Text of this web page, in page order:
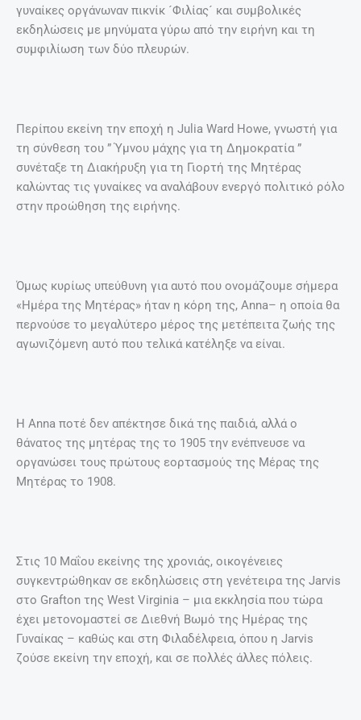
γυναίκες οργάνωναν πικνίκ ´Φιλίας´ και συμβολικές
εκδηλώσεις με μηνύματα γύρω από την ειρήνη και τη
συμφιλίωση των δύο πλευρών.
Περίπου εκείνη την εποχή η Julia Ward Howe, γνωστή για
τη σύνθεση του ” Ύμνου μάχης για τη Δημοκρατία ”
συνέταξε τη Διακήρυξη για τη Γιορτή της Μητέρας
καλώντας τις γυναίκες να αναλάβουν ενεργό πολιτικό ρόλο
στην προώθηση της ειρήνης.
Όμως κυρίως υπεύθυνη για αυτό που ονομάζουμε σήμερα
«Ημέρα της Μητέρας» ήταν η κόρη της, Anna– η οποία θα
περνούσε το μεγαλύτερο μέρος της μετέπειτα ζωής της
αγωνιζόμενη αυτό που τελικά κατέληξε να είναι.
H Anna ποτέ δεν απέκτησε δικά της παιδιά, αλλά ο
θάνατος της μητέρας της το 1905 την ενέπνευσε να
οργανώσει τους πρώτους εορτασμούς της Μέρας της
Μητέρας το 1908.
Στις 10 Μαΐου εκείνης της χρονιάς, οικογένειες
συγκεντρώθηκαν σε εκδηλώσεις στη γενέτειρα της Jarvis
στο Grafton της West Virginia – μια εκκλησία που τώρα
έχει μετονομαστεί σε Διεθνή Βωμό της Ημέρας της
Γυναίκας – καθώς και στη Φιλαδέλφεια, όπου η Jarvis
ζούσε εκείνη την εποχή, και σε πολλές άλλες πόλεις.